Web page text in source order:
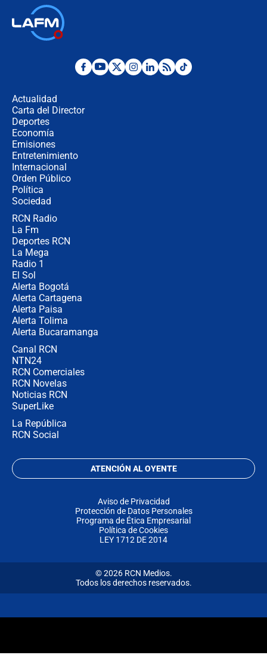
Desde dermatitis hasta infecciones:
Actualidad
Carta del Director
Deportes
Economía
Emisiones
Entretenimiento
Internacional
Orden Público
Política
Sociedad
RCN Radio
La Fm
Deportes RCN
La Mega
Radio 1
El Sol
Alerta Bogotá
Alerta Cartagena
Alerta Paisa
Alerta Tolima
Alerta Bucaramanga
Canal RCN
NTN24
RCN Comerciales
RCN Novelas
Noticias RCN
SuperLike
La República
RCN Social
ATENCIÓN AL OYENTE
Aviso de Privacidad
Protección de Datos Personales
Programa de Ética Empresarial
Política de Cookies
LEY 1712 DE 2014
© 2026 RCN Medios.
Todos los derechos reservados.